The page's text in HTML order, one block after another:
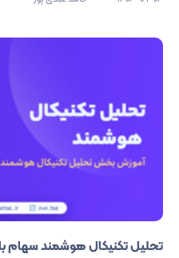
تحلیل تکنیکال هوشمند سهام با